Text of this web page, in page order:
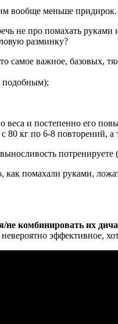
вообще меньше придирок.
не про помахать руками
разминку?
самое важное, базовых,
подобным);
веса и постепенно его
кг по 6-8 повторений, а
потренируете
как помахали руками,
комбинировать их
эффективное,